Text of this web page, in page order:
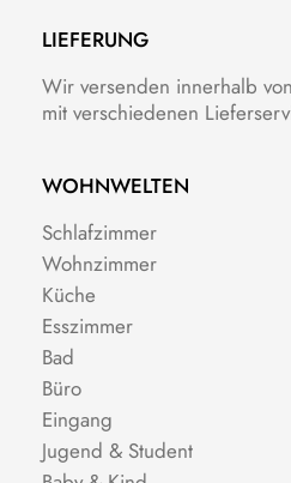
LIEFERUNG
Wir versenden innerhalb
mit verschiedenen
WOHNWELTEN
Schlafzimmer
Wohnzimmer
Küche
Esszimmer
Bad
Büro
Eingang
Jugend & Student